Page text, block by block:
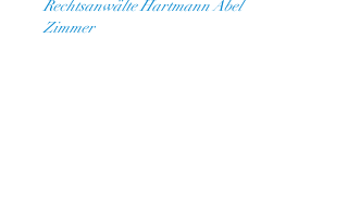
Rechtsanwälte Hartmann Abel
Zimmer